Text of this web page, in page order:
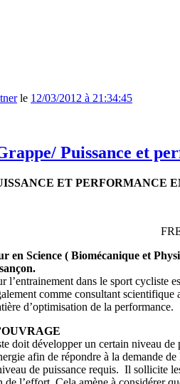
le 12/03/2012 à 21:34:45
Puissance et
ET PERFORMANCE
en Science ( Biomécanique et
l’entrainement dans le sport cycliste
comme consultant
d’optimisation de la performance.
doit développer un certain niveau
afin de répondre à la demande
de puissance requis. Il sollicite